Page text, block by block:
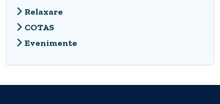
Relaxare
COTAS
Evenimente